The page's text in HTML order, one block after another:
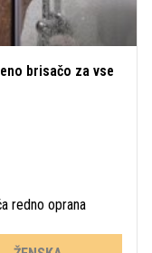
brisačo za vse
redno oprana